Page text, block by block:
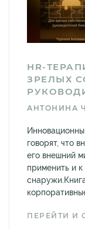
HR-
ЗРЕЛЫХ
АНТОНИНА
говорят, что
его внешний
применить и к
ПЕРЕЙТИ И